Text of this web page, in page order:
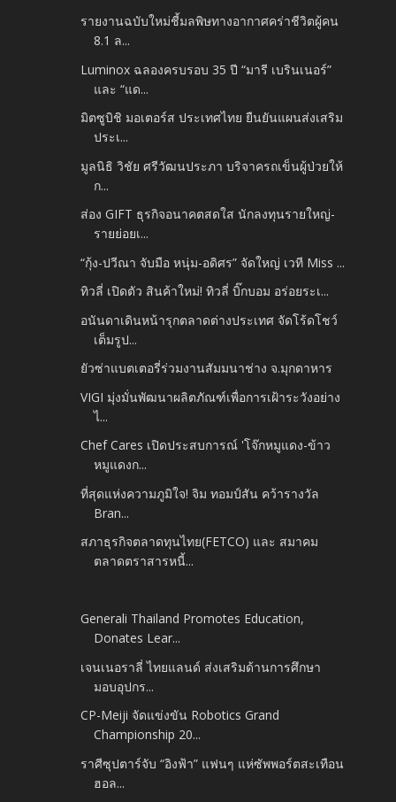
รายงานฉบับใหม่ชี้มลพิษทางอากาศคร่าชีวิตผู้คน
8.1 ล...
Luminox ฉลองครบรอบ 35 ปี “มารี เบรินเนอร์”
และ “แด...
มิตซูบิชิ มอเตอร์ส ประเทศไทย ยืนยันแผนส่งเสริม
ประเ...
มูลนิธิ วิชัย ศรีวัฒนประภา บริจาครถเข็นผู้ป่วยให้
ก...
ส่อง GIFT ธุรกิจอนาคตสดใส นักลงทุนรายใหญ่-
รายย่อยเ...
“กุ้ง-ปวีณา จับมือ หนุ่ม-อดิศร” จัดใหญ่ เวที Miss ...
ทิวลี่ เปิดตัว สินค้าใหม่! ทิวลี่ บิ๊กบอม อร่อยระเ...
อนันดาเดินหน้ารุกตลาดต่างประเทศ จัดโร้ดโชว์
เต็มรูป...
ยัวซ่าแบตเตอรี่ร่วมงานสัมมนาช่าง จ.มุกดาหาร
VIGI มุ่งมั่นพัฒนาผลิตภัณฑ์เพื่อการเฝ้าระวังอย่าง
ไ...
Chef Cares เปิดประสบการณ์ 'โจ๊กหมูแดง-ข้าว
หมูแดงก...
ที่สุดแห่งความภูมิใจ! จิม ทอมป์สัน คว้ารางวัล
Bran...
สภาธุรกิจตลาดทุนไทย(FETCO) และ สมาคม
ตลาดตราสารหนี้...
Generali Thailand Promotes Education,
Donates Lear...
เจนเนอราลี่ ไทยแลนด์ ส่งเสริมด้านการศึกษา
มอบอุปกร...
CP-Meiji จัดแข่งขัน Robotics Grand
Championship 20...
ราศีซุปตาร์จับ “อิงฟ้า” แฟนๆ แห่ซัพพอร์ตสะเทือน
ฮอล...